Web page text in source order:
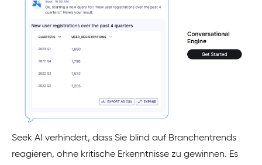
Seek AI verhindert, dass Sie blind auf Branchentrends
reagieren, ohne kritische Erkenntnisse zu gewinnen. Es